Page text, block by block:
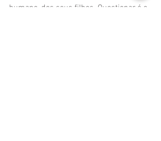
humano, dos seus filhos. Questionar é o